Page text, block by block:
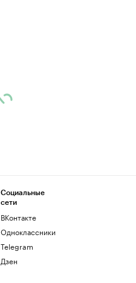
Социальные
сети
ВКонтакте
Одноклассники
Telegram
Дзен